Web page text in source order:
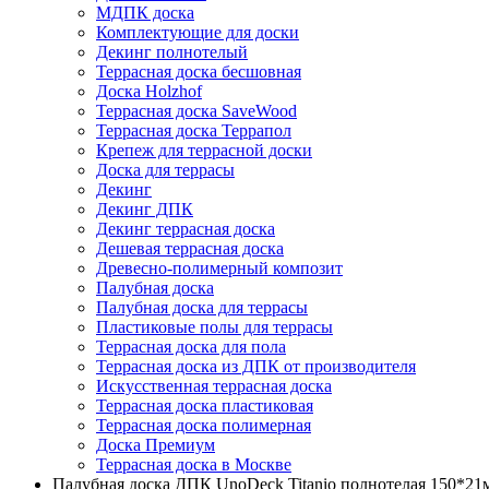
МДПК доска
Комплектующие для доски
Декинг полнотелый
Террасная доска бесшовная
Доска Holzhof
Террасная доска SaveWood
Террасная доска Террапол
Крепеж для террасной доски
Доска для террасы
Декинг
Декинг ДПК
Декинг террасная доска
Дешевая террасная доска
Древесно-полимерный композит
Палубная доска
Палубная доска для террасы
Пластиковые полы для террасы
Террасная доска для пола
Террасная доска из ДПК от производителя
Искусственная террасная доска
Террасная доска пластиковая
Террасная доска полимерная
Доска Премиум
Террасная доска в Москве
Палубная доска ДПК UnoDeck Titanio полнотелая